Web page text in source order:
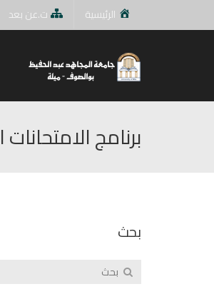
الرئيسية ت.عن بعد
برنامج
بحث